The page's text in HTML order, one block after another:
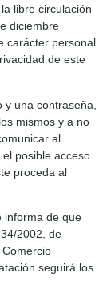
libre circulación
diciembre
carácter personal
de este
una contraseña,
mismos y a no
al
posible acceso
proceda al
informa de que
2002, de
seguirá los